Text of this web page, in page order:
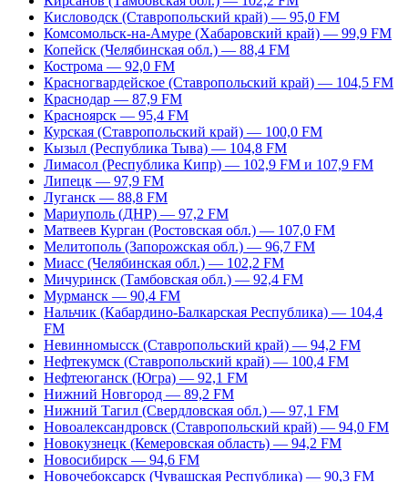
Кисловодск (Ставропольский край) — 95,0 FM
Комсомольск-на-Амуре (Хабаровский край) — 99,9 FM
Копейск (Челябинская обл.) — 88,4 FM
Кострома — 92,0 FM
Красногвардейское (Ставропольский край) — 104,5 FM
Краснодар — 87,9 FM
Красноярск — 95,4 FM
Курская (Ставропольский край) — 100,0 FM
Кызыл (Республика Тыва) — 104,8 FM
Лимасол (Республика Кипр) — 102,9 FM и 107,9 FM
Липецк — 97,9 FM
Луганск — 88,8 FM
Мариуполь (ДНР) — 97,2 FM
Матвеев Курган (Ростовская обл.) — 107,0 FM
Мелитополь (Запорожская обл.) — 96,7 FM
Миасс (Челябинская обл.) — 102,2 FM
Мичуринск (Тамбовская обл.) — 92,4 FM
Мурманск — 90,4 FM
Нальчик (Кабардино-Балкарская Республика) — 104,4
FM
Невинномысск (Ставропольский край) — 94,2 FM
Нефтекумск (Ставропольский край) — 100,4 FM
Нефтеюганск (Югра) — 92,1 FM
Нижний Новгород — 89,2 FM
Нижний Тагил (Свердловская обл.) — 97,1 FM
Новоалександровск (Ставропольский край) — 94,0 FM
Новокузнецк (Кемеровская область) — 94,2 FM
Новосибирск — 94,6 FM
Новочебоксарск (Чувашская Республика) — 90,3 FM